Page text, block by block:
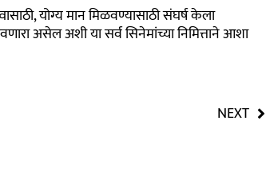
,योग्य मान मिळवण्यासाठी संघर्ष केला
असेल अशी या सर्व सिनेमांच्या निमित्ताने आशा
NEXT